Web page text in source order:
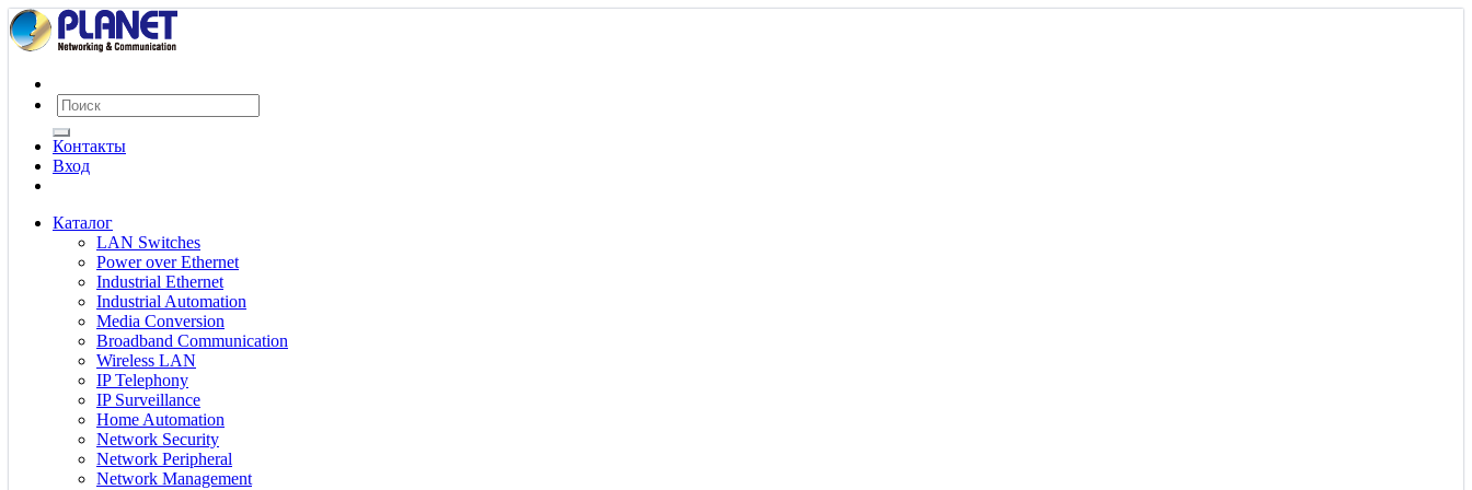
Контакты
Вход
Каталог
LAN Switches
Power over Ethernet
Industrial Ethernet
Industrial Automation
Media Conversion
Broadband Communication
Wireless LAN
IP Telephony
IP Surveillance
Home Automation
Network Security
Network Peripheral
Network Management